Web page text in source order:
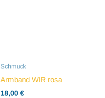
Schmuck
Armband WIR rosa
18,00 €